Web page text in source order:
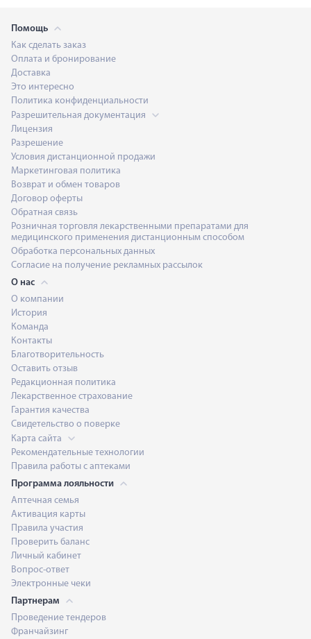
Помощь
Как сделать заказ
Оплата и бронирование
Доставка
Это интересно
Политика конфиденциальности
Разрешительная документация
Лицензия
Разрешение
Условия дистанционной продажи
Маркетинговая политика
Возврат и обмен товаров
Договор оферты
Обратная связь
Розничная торговля лекарственными препаратами для
медицинского применения дистанционным способом
Обработка персональных данных
Согласие на получение рекламных рассылок
О нас
О компании
История
Команда
Контакты
Благотворительность
Оставить отзыв
Редакционная политика
Лекарственное страхование
Гарантия качества
Свидетельство о поверке
Карта сайта
Рекомендательные технологии
Правила работы с аптеками
Программа лояльности
Аптечная семья
Активация карты
Правила участия
Проверить баланс
Личный кабинет
Вопрос-ответ
Электронные чеки
Партнерам
Проведение тендеров
Франчайзинг